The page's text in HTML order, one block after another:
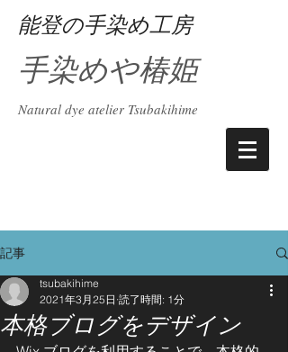
能登の手染め工房
手染めや椿姫
Natural dye atelier Tsubakihime
記事
本格ブログをデザイン
tsubakihime
2021年3月25日 読了時間: 1分